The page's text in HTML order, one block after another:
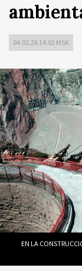
04.02.26 14:02 MSK
EN LA